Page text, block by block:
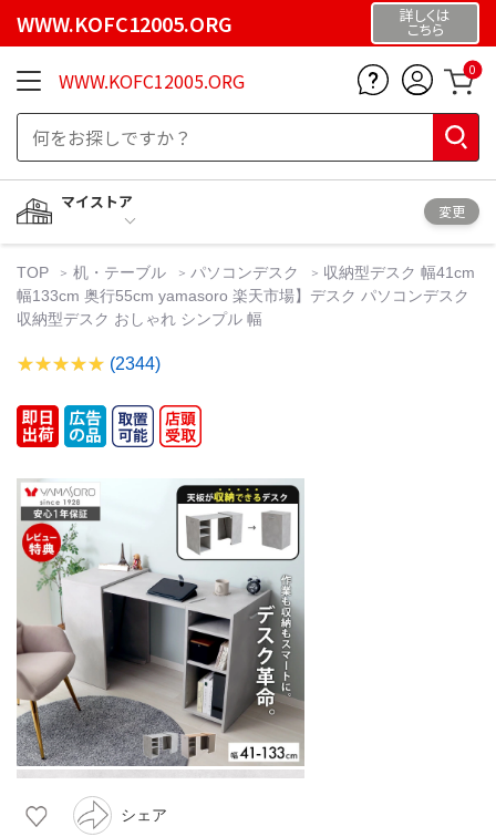
WWW.KOFC12005.ORG 詳しくは
こちら
WWW.KOFC12005.ORG 0
マイストア
変更
TOP 机・テーブル パソコンデスク
収納型デスク 幅41cm
幅133cm 奥行55cm yamasoro 楽天市場】デスク パソコンデスク
収納型デスク おしゃれ シンプル 幅
(2344)
シェア